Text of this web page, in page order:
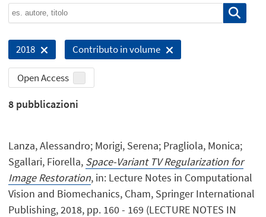
2018 Contributo in volume
Open Access
8 pubblicazioni
Lanza, Alessandro; Morigi, Serena; Pragliola, Monica;
Sgallari, Fiorella, Space-Variant TV Regularization for
Image Restoration, in: Lecture Notes in Computational
Vision and Biomechanics, Cham, Springer International
Publishing, 2018, pp. 160 - 169 (LECTURE NOTES IN